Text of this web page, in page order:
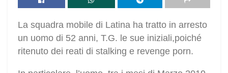
La squadra mobile di Latina ha tratto in arresto
un uomo di 52 anni, T.G. le sue iniziali,poiché
ritenuto dei reati di stalking e revenge porn.